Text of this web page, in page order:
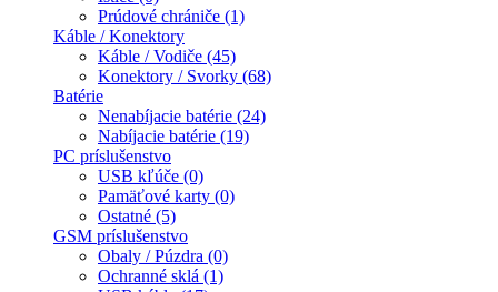
Prúdové chrániče (1)
Káble / Konektory
Káble / Vodiče (45)
Konektory / Svorky (68)
Batérie
Nenabíjacie batérie (24)
Nabíjacie batérie (19)
PC príslušenstvo
USB kľúče (0)
Pamäťové karty (0)
Ostatné (5)
GSM príslušenstvo
Obaly / Púzdra (0)
Ochranné sklá (1)